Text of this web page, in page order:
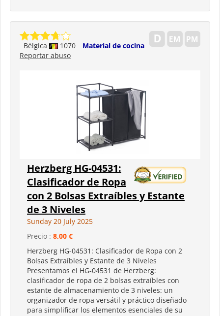
Bélgica 1070
Material de cocina
Reportar abuso
Herzberg HG-04531:
Clasificador de Ropa
con 2 Bolsas Extraíbles y Estante
de 3 Niveles
Sunday 20 July 2025
Precio : 8,00 €
Herzberg HG-04531: Clasificador de Ropa con 2
Bolsas Extraíbles y Estante de 3 Niveles
Presentamos el HG-04531 de Herzberg:
clasificador de ropa de 2 bolsas extraíbles con
estante de almacenamiento de 3 niveles: un
organizador de ropa versátil y práctico diseñado
para simplificar los elementos esenciales de su